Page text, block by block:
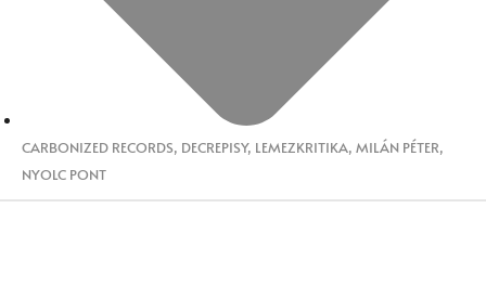
CARBONIZED RECORDS, DECREPISY, LEMEZKRITIKA, MILÁN PÉTER,
NYOLC PONT